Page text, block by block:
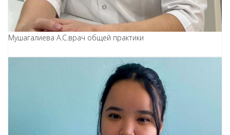
Мушагалиева А.С. врач общей практики